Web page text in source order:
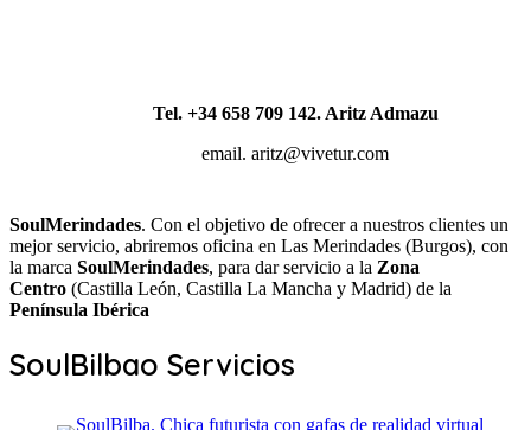
Tel. +34 658 709 142. Aritz Admazu
email. aritz@vivetur.com
SoulMerindades. Con el objetivo de ofrecer a nuestros clientes un
mejor servicio, abriremos oficina en Las Merindades (Burgos), con
la marca SoulMerindades, para dar servicio a la Zona
Centro (Castilla León, Castilla La Mancha y Madrid) de la
Península Ibérica
SoulBilbao Servicios